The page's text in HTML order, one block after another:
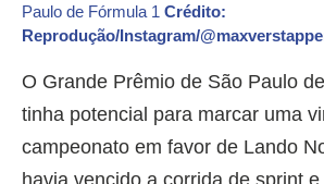
Paulo de Fórmula 1 Crédito:
Reprodução/Instagram/
O Grande Prêmio de São Paulo
tinha potencial para marcar uma
campeonato em favor de Lando
havia vencido a corrida de sprint